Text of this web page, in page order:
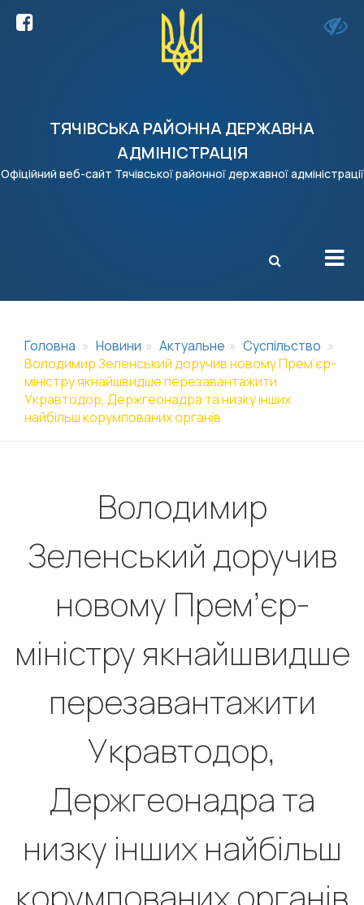
ТЯЧІВСЬКА РАЙОННА ДЕРЖАВНА
АДМІНІСТРАЦІЯ
Офіційний веб-сайт Тячівської районної державної адміністрації
X
Головна Новини Актуальне
Суспільство
Володимир Зеленський доручив новому Прем’єр-
міністру якнайшвидше перезавантажити
Укравтодор, Держгеонадра та низку інших
найбільш корумпованих органів
Володимир
Зеленський доручив
новому Прем’єр-
міністру якнайшвидше
перезавантажити
Укравтодор,
Держгеонадра та
низку інших найбільш